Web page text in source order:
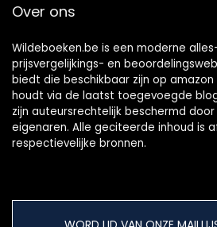
Over ons
Wildeboeken.be is een moderne
prijsvergelijkings- en
biedt die beschikbaar zijn op
houdt via de laatst toegevoegde
zijn auteursrechtelijk beschermd
eigenaren. Alle geciteerde inhoud is
respectievelijke bronnen.